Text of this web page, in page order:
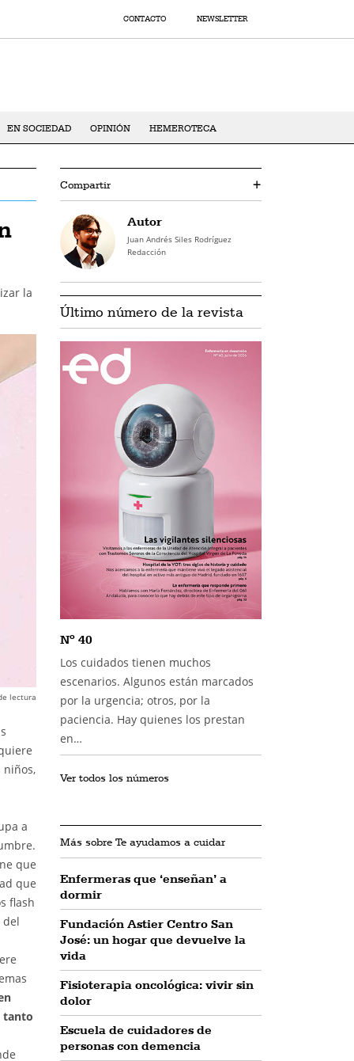
CONTACTO NEWSLETTER
EN SOCIEDAD OPINIÓN HEMEROTECA
la
lectura
niños,
a
que
que
flash
del
tanto
Compartir +
Autor
Juan Andrés Siles Rodríguez
Redacción
Último número de la revista
Nº 40
Los cuidados tienen muchos
escenarios. Algunos están marcados
por la urgencia; otros, por la
paciencia. Hay quienes los prestan
en…
Ver todos los números
Más sobre Te ayudamos a cuidar
Enfermeras que ‘enseñan’ a
dormir
Fundación Astier Centro San
José: un hogar que devuelve la
vida
Fisioterapia oncológica: vivir sin
dolor
Escuela de cuidadores de
personas con demencia